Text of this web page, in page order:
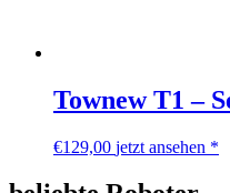
Townew T1 –
€129,00 jetzt ansehen *